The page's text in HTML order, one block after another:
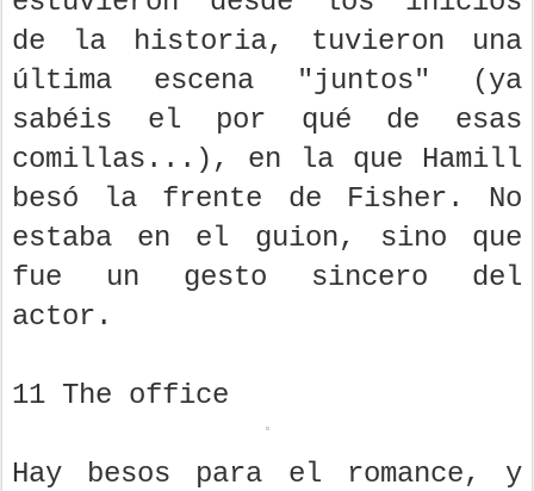
de la historia, tuvieron una
última escena "juntos" (ya
sabéis el por qué de esas
comillas...), en la que Hamill
besó la frente de Fisher. No
estaba en el guion, sino que
fue un gesto sincero del
actor.
11 The office
Hay besos para el romance, y